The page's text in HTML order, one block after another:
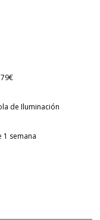
de Iluminación
1 semana